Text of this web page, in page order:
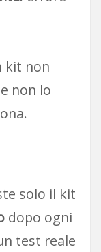
kit non
non lo
solo il kit
dopo ogni
test reale